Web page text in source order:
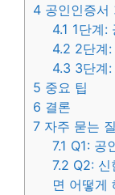
4 공인인증서
4.1 1단계:
4.2 2단계
4.3 3단계
5 중요 팁
6 결론
7 자주 묻는
7.1 Q1: 공
7.2 Q2: 신
면 어떻게